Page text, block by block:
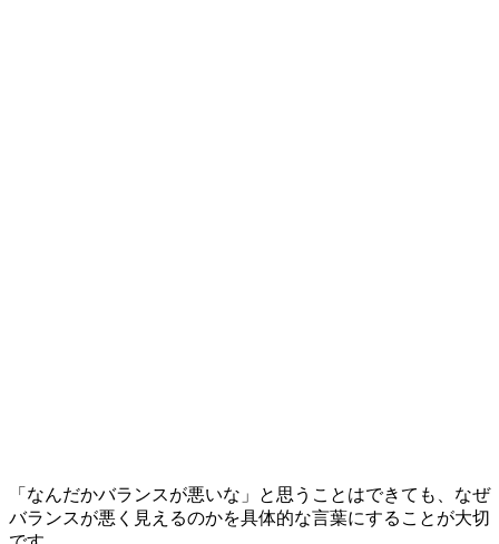
「なんだかバランスが悪いな」と思うことはできても、なぜ
バランスが悪く見えるのかを具体的な言葉にすることが大切